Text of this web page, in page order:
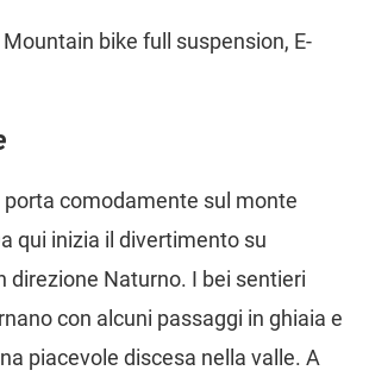
bike full suspension, E-
comodamente sul monte
qui inizia il divertimento su
direzione Naturno. I bei sentieri
con alcuni passaggi in ghiaia e
piacevole discesa nella valle. A